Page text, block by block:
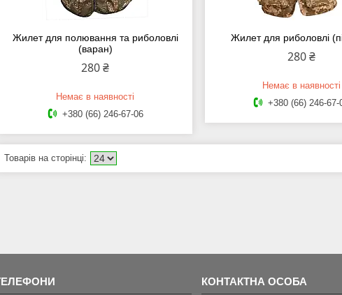
Жилет для полювання та риболовлі
(варан)
280 ₴
Немає в наявності
+380 (66) 246-67-06
Жилет для риболовлі
280 ₴
Немає в наявності
+380 (66) 246-67-